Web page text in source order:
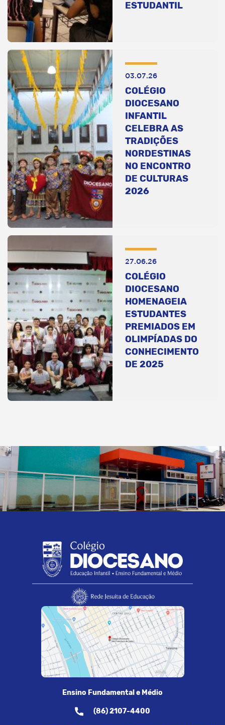
ESTUDANTIL
03.07.26
COLÉGIO
DIOCESANO
INFANTIL
CELEBRA AS
TRADIÇÕES
NORDESTINAS
NO ENCONTRO
DE CULTURAS
2026
27.06.26
COLÉGIO
DIOCESANO
HOMENAGEIA
ESTUDANTES
PREMIADOS EM
OLIMPÍADAS DO
CONHECIMENTO
DE 2025
Ensino Fundamental e Médio
(86) 2107-4400